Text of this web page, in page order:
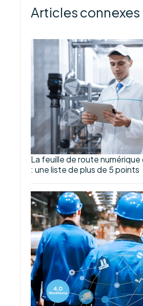
Articles connexes
La feuille de route numérique
: une liste de plus de 5 points